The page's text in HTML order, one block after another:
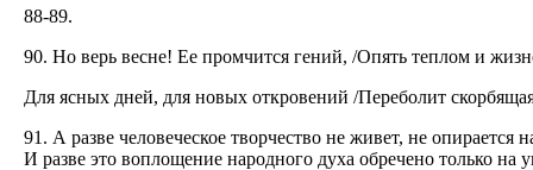
88-89.
90. Но верь весне! Ее промчится гений, /Опять теплом и
Для ясных дней, для новых откровений /Переболит
91. А разве человеческое творчество не живет, не
И разве это воплощение народного духа обречено только